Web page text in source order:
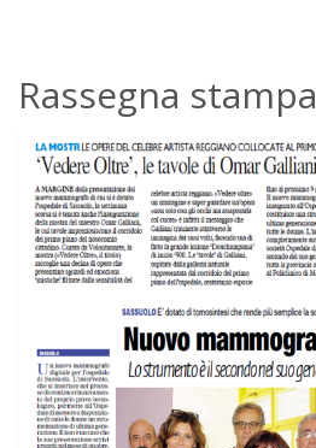
Rassegna stampa